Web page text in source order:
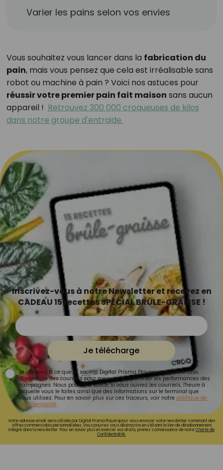
Varier les pains selon vos envies
Vous souhaitez vous lancer dans la fabrication du
pain, mais vous pensez que cela est irréalisable sans
robot ou machine à pain ? Voici nos astuces pour
réussir votre premier pain fait maison sans aucun
appareil ! Retrouvez 300 000 croqueuses de kilos
dans notre groupe d'entraide.
Inscrivez-vous à notre Newsletter et recevez en
CADEAU 15 recettes SPÉCIAL BRÛLE-GRAISSE !
Je télécharge
Je consens à ce que la société Digital Prisma Players analyse le taux
d'ouverture des courriels pour mesurer et optimiser les performances des
campagnes. Nous pourrons savoir si vous ouvrez les courriels, l'heure à
laquelle vous le faites ainsi que des informations sur le terminal que
vous utilisez. Pour en savoir plus sur ces traceurs, voir notre politique de
confidentialité.
Votre adresse email sera utilisée par Digital Prisma Playerspour vous envoyer votre newsletter contenant des
offres commerciales personnalisées. Vous pourrez vous désinscrire en utilisant le lien de désabonnement
intégré dans la newsletter. Pour en savoir plus et exercer vos droits, prenez connaissance de notreCharte de
Confidentialité.